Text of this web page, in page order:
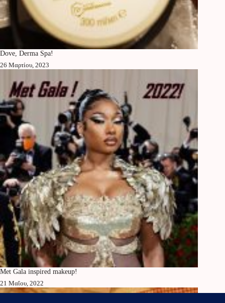
Dove, Derma Spa!
26 Μαρτίου, 2023
Met Gala inspired makeup!
21 Μαΐου, 2022